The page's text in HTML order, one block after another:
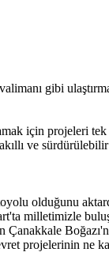
gibi
için projeleri
ve sürdürülebilir
olduğunu
milletimizle
projelerinin ne